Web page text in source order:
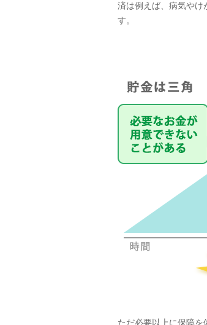
済は例えば、病気やけ
す。
ただ必要以上に保障